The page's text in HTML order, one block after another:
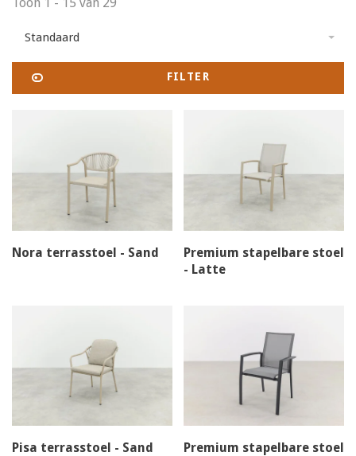
Standaard
FILTER
Nora terrasstoel - Sand
Premium stapelbare stoel
- Latte
Pisa terrasstoel - Sand
Premium stapelbare stoel